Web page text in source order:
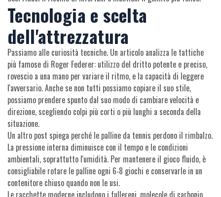
Tecnologia e scelta
dell'attrezzatura
Passiamo alle curiosità tecniche. Un articolo analizza le tattiche
più famose di Roger Federer: utilizzo del dritto potente e preciso,
rovescio a una mano per variare il ritmo, e la capacità di leggere
l'avversario. Anche se non tutti possiamo copiare il suo stile,
possiamo prendere spunto dal suo modo di cambiare velocità e
direzione, scegliendo colpi più corti o più lunghi a seconda della
situazione.
Un altro post spiega perché le palline da tennis perdono il rimbalzo.
La pressione interna diminuisce con il tempo e le condizioni
ambientali, soprattutto l'umidità. Per mantenere il gioco fluido, è
consigliabile rotare le palline ogni 6‑8 giochi e conservarle in un
contenitore chiuso quando non le usi.
Le racchette moderne includono i fullereni, molecole di carbonio